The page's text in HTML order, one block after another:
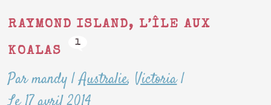
RAYMOND ISLAND, L’ÎLE AUX
KOALAS
1
Par mandy |Australie, Victoria|